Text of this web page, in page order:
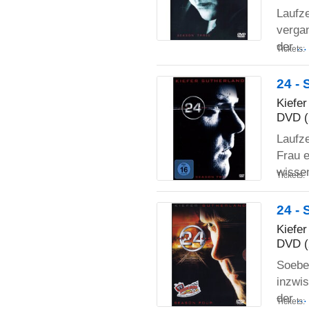
der...
Tickets:
24 -
DVD
Frau
Tickets:
24 -
DVD
der...
Tickets: